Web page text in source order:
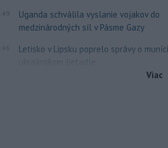
Uganda schválila vyslanie vojakov do
medzinárodných síl v Pásme Gazy
Letisko v Lipsku poprelo správy o
ukrajinskom lietadle
Viac